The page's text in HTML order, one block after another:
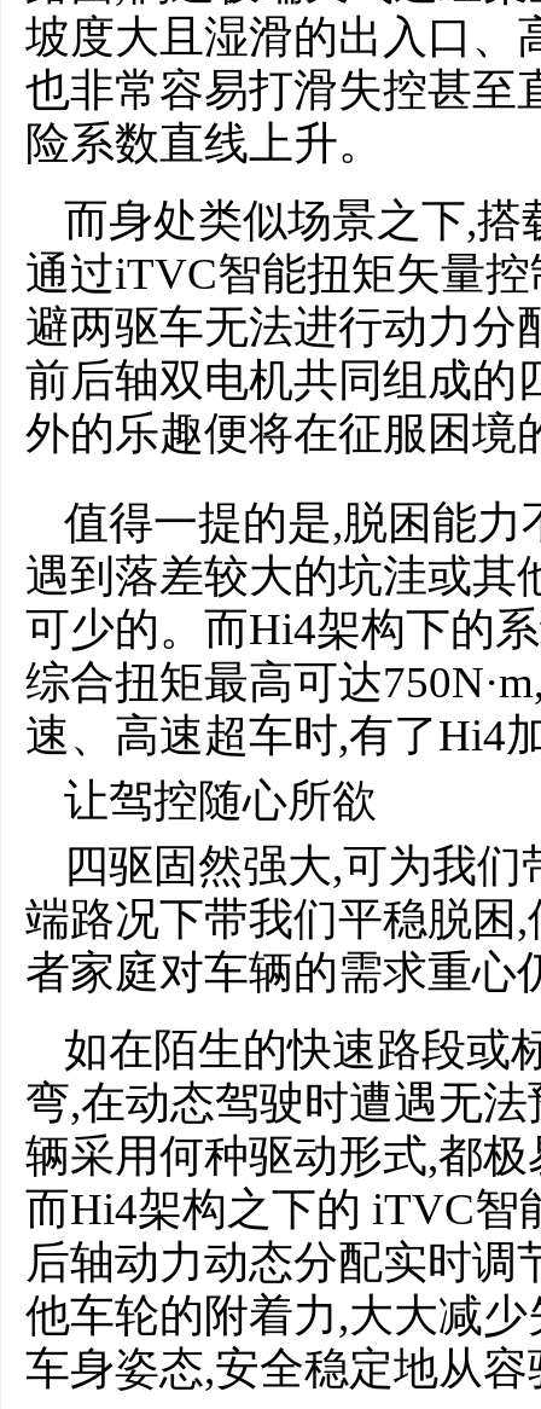
坡度大且湿滑的出入口、
也非常容易打滑失控甚至
险系数直线上升。
而身处类似场景之下,
通过iTVC智能扭矩矢量
避两驱车无法进行动力分
前后轴双电机共同组成的
外的乐趣便将在征服困境
值得一提的是,脱困能
遇到落差较大的坑洼或其
可少的。而Hi4架构下的
综合扭矩最高可达
速、高速超车时,有了Hi4
让驾控随心所欲
四驱固然强大,可为我
端路况下带我们平稳脱困
者家庭对车辆的需求重心
如在陌生的快速路段或
弯,在动态驾驶时遭遇无
辆采用何种驱动形式,都
而Hi4架构之下的 iTVC智
后轴动力动态分配实时调
他车轮的附着力,大大减
车身姿态,安全稳定地从容